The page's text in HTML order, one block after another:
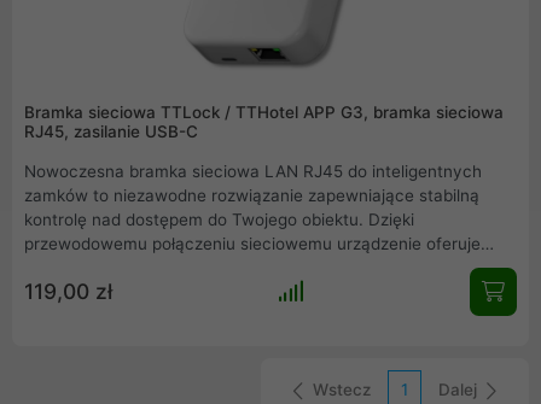
Bramka sieciowa TTLock / TTHotel APP G3, bramka sieciowa
RJ45, zasilanie USB-C
Nowoczesna bramka sieciowa LAN RJ45 do inteligentnych
zamków to niezawodne rozwiązanie zapewniające stabilną
kontrolę nad dostępem do Twojego obiektu. Dzięki
przewodowemu połączeniu sieciowemu urządzenie oferuje
rozwiązania bezprzewodowe. Umożliwia zdalne zarządzanie
kodami dostępu, monitorowanie stanu baterii oraz podgląd
119,00 zł
Wstecz 1 Dalej